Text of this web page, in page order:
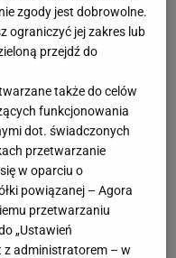
Tytuł Klubowych
, która
Germain
- w całym turnieju
się odbywał
nie wiadomo, kto
Mistrzostwa
o czym informują
zgody jest dobrowolne.
ograniczyć jej zakres lub
przejdź do
także do celów
funkcjonowania
dot. świadczonych
przetwarzanie
w oparciu o
powiązanej – Agora
przetwarzaniu
„Ustawień
z administratorem – w